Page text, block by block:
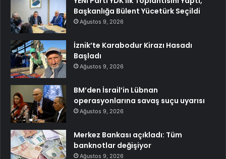
Başkanlığa Bülent Yücetürk Seçildi
Ağustos 9, 2026
İznik’te Karabodur Kirazı Hasadı
Başladı
Ağustos 9, 2026
BM’den İsrail’in Lübnan
operasyonlarına savaş suçu uyarısı
Ağustos 9, 2026
Merkez Bankası açıkladı: Tüm
banknotlar değişiyor
Ağustos 9, 2026